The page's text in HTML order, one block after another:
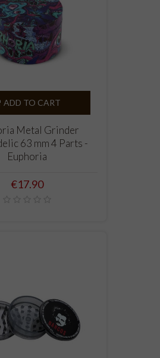
ADD TO CART
Metal Grinder
63 mm 4 Parts -
Euphoria
Price
€17.90